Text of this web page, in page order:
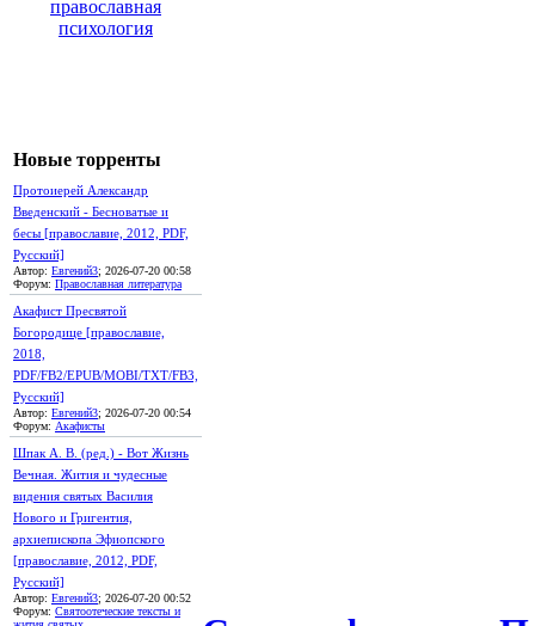
Новые торренты
Протоиерей Александр
Введенский - Бесноватые и
бесы [православие, 2012, PDF,
Русский]
Автор: Евгений3; 2026-07-20 00:58
Форум: Православная литература
Акафист Пресвятой
Богородице [православие,
2018,
PDF/FB2/EPUB/MOBI/TXT/FB3,
Русский]
Автор: Евгений3; 2026-07-20 00:54
Форум: Акафисты
Шпак А. В. (ред.) - Вот Жизнь
Вечная. Жития и чудесные
видения святых Василия
Нового и Григентия,
архиепископа Эфиопского
[православие, 2012, PDF,
Русский]
Автор: Евгений3; 2026-07-20 00:52
Форум: Святоотеческие тексты и